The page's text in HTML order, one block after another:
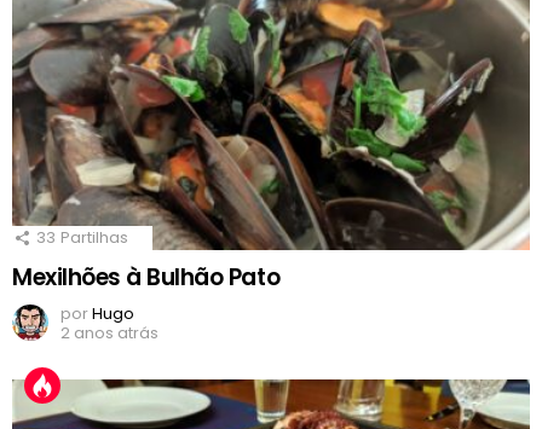
33 Partilhas
Mexilhões à Bulhão Pato
porHugo
2 anos atrás